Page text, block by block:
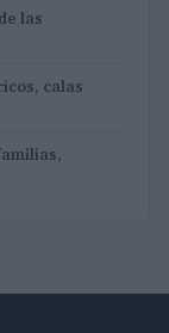
las
calas